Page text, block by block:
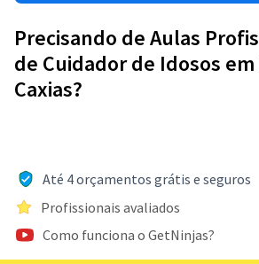
Precisando de Aulas
de Cuidador de Idosos
Caxias?
Até 4 orçamentos grátis e seguros
Profissionais avaliados
Como funciona o GetNinjas?